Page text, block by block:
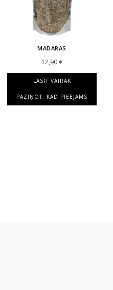
MADARAS
12,90 €
LASĪT VAIRĀK
PAZIŅOT, KAD PIEEJAMS